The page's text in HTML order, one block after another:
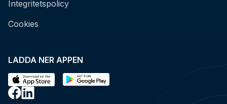
LADDA NER APPEN
Integritetspolicy
Cookies